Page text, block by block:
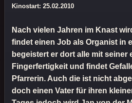
Kinostart: 25.02.2010
Nach vielen Jahren im Knast
findet einen Job als Organist in
begeistert er dort alle mit seiner
Fingerfertigkeit und findet
Pfarrerin. Auch die ist nicht
doch einen Vater für ihren